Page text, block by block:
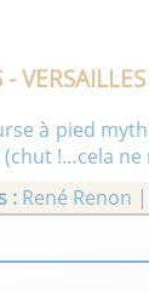
SANS
& René
:Daniel Bailly
- VERSAILLES
à pied
(chut !…cela ne
: René Renon |